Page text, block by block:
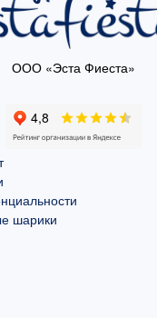
ООО «Эста Фиеста»
шарики